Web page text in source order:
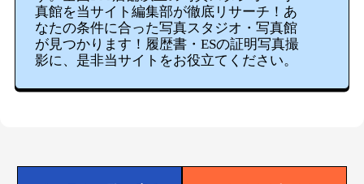
真館を当サイト編集部が徹底リサーチ！あ
なたの条件に合った写真スタジオ・写真館
が見つかります！履歴書・ESの証明写真撮
影に、是非当サイトをお役立てください。